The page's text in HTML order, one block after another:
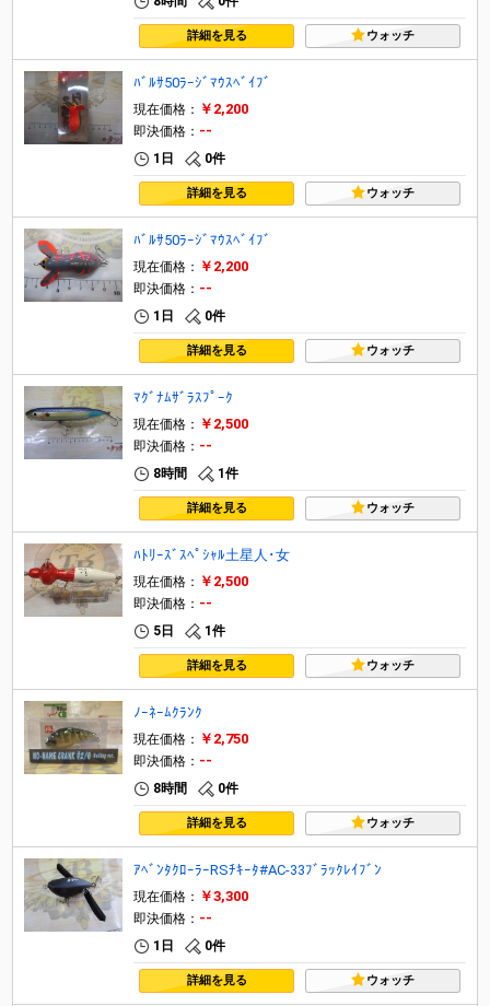
詳細を見る ウォッチ
ﾊﾞﾙｻ50ﾗｰｼﾞﾏｳｽﾍﾞｲﾌﾞ
現在価格： ￥2,200
即決価格： --
1日 0件
詳細を見る ウォッチ
ﾊﾞﾙｻ50ﾗｰｼﾞﾏｳｽﾍﾞｲﾌﾞ
現在価格： ￥2,200
即決価格： --
1日 0件
詳細を見る ウォッチ
ﾏｸﾞﾅﾑｻﾞﾗｽﾌﾟｰｸ
現在価格： ￥2,500
即決価格： --
8時間 1件
詳細を見る ウォッチ
ﾊﾄﾘｰｽﾞｽﾍﾟｼｬﾙ土星人･女
現在価格： ￥2,500
即決価格： --
5日 1件
詳細を見る ウォッチ
ﾉｰﾈｰﾑｸﾗﾝｸ
現在価格： ￥2,750
即決価格： --
8時間 0件
詳細を見る ウォッチ
ｱﾍﾞﾝﾀｸﾛｰﾗｰRSﾁｷｰﾀ#AC-33ﾌﾞﾗｯｸﾚｲﾌﾞﾝ
現在価格： ￥3,300
即決価格： --
1日 0件
詳細を見る ウォッチ